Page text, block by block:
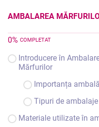
AMBALAREA
0% COMPLETAT
Introducere în
Mărfurilor
Importanța
Tipuri de ambalaje
Materiale utilizate în
AMBALAREA